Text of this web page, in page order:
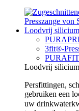
Loodvrij
3fit®-
Loodvrij
Persfittingen,
gebruiken een
uw